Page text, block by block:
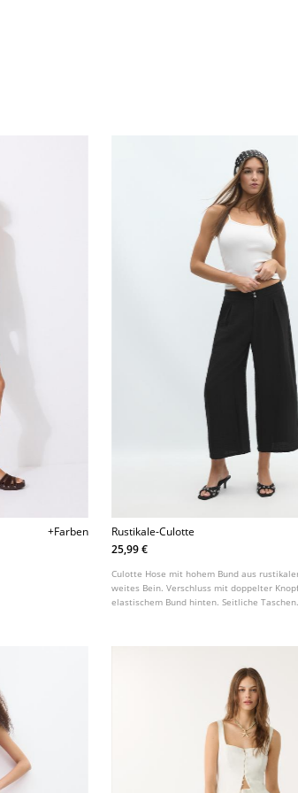
+Farben
Rustikale-Culotte
25,99 €
Culotte Hose mit hohem Bund aus
weites Bein. Verschluss mit doppelter
elastischem Bund hinten. Seitliche